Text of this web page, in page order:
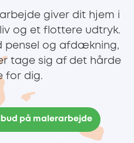
giver dit hjem i
og et flottere udtryk.
pensel og afdækning,
tage sig af det hårde
for dig.
på malerarbejde